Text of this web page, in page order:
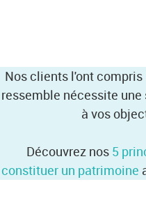
Nos clients l'ont
ressemble nécessite
à vos
Découvrez nos 5
constituer un patrimoine